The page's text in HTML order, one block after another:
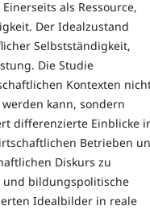
als Ressource,
Der Idealzustand
Selbstständigkeit,
Die Studie
Kontexten
kann, sondern
differenzierte Einblicke
Betrieben
Diskurs zu
und bildungspolitische
Idealbilder in reale